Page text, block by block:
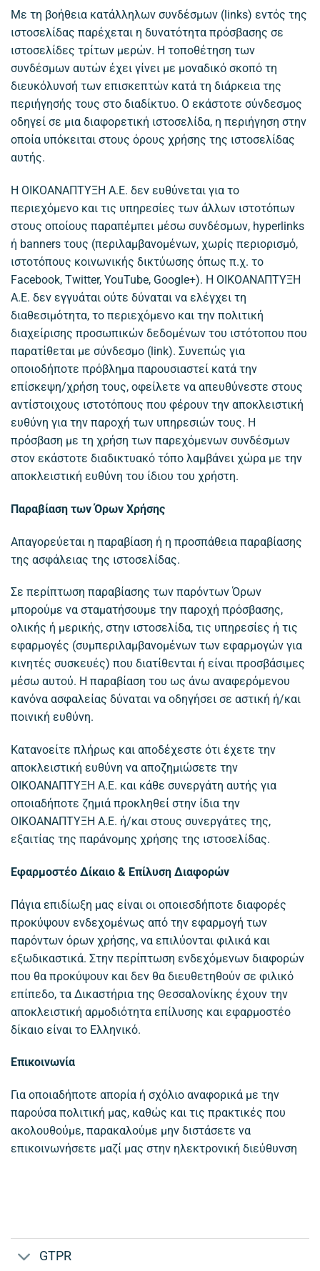
Με τη βοήθεια κατάλληλων συνδέσμων (links) εντός της
ιστοσελίδας παρέχεται η δυνατότητα πρόσβασης σε
ιστοσελίδες τρίτων μερών. Η τοποθέτηση των
συνδέσμων αυτών έχει γίνει με μοναδικό σκοπό τη
διευκόλυνσή των επισκεπτών κατά τη διάρκεια της
περιήγησής τους στο διαδίκτυο. Ο εκάστοτε σύνδεσμος
οδηγεί σε μια διαφορετική ιστοσελίδα, η περιήγηση στην
οποία υπόκειται στους όρους χρήσης της ιστοσελίδας
αυτής.
Η ΟΙΚΟΑΝΑΠΤΥΞΗ Α.Ε. δεν ευθύνεται για το
περιεχόμενο και τις υπηρεσίες των άλλων ιστοτόπων
στους οποίους παραπέμπει μέσω συνδέσμων, hyperlinks
ή banners τους (περιλαμβανομένων, χωρίς περιορισμό,
ιστοτόπους κοινωνικής δικτύωσης όπως π.χ. το
Facebook, Twitter, YouTube, Google+). H ΟΙΚΟΑΝΑΠΤΥΞΗ
Α.Ε. δεν εγγυάται ούτε δύναται να ελέγχει τη
διαθεσιμότητα, το περιεχόμενο και την πολιτική
διαχείρισης προσωπικών δεδομένων του ιστότοπου που
παρατίθεται με σύνδεσμο (link). Συνεπώς για
οποιοδήποτε πρόβλημα παρουσιαστεί κατά την
επίσκεψη/χρήση τους, οφείλετε να απευθύνεστε στους
αντίστοιχους ιστοτόπους που φέρουν την αποκλειστική
ευθύνη για την παροχή των υπηρεσιών τους. Η
πρόσβαση με τη χρήση των παρεχόμενων συνδέσμων
στον εκάστοτε διαδικτυακό τόπο λαμβάνει χώρα με την
αποκλειστική ευθύνη του ίδιου του χρήστη.
Παραβίαση των Όρων Χρήσης
Απαγορεύεται η παραβίαση ή η προσπάθεια παραβίασης
της ασφάλειας της ιστοσελίδας.
Σε περίπτωση παραβίασης των παρόντων Όρων
μπορούμε να σταματήσουμε την παροχή πρόσβασης,
ολικής ή μερικής, στην ιστοσελίδα, τις υπηρεσίες ή τις
εφαρμογές (συμπεριλαμβανομένων των εφαρμογών για
κινητές συσκευές) που διατίθενται ή είναι προσβάσιμες
μέσω αυτού. Η παραβίαση του ως άνω αναφερόμενου
κανόνα ασφαλείας δύναται να οδηγήσει σε αστική ή/και
ποινική ευθύνη.
Κατανοείτε πλήρως και αποδέχεστε ότι έχετε την
αποκλειστική ευθύνη να αποζημιώσετε την
ΟΙΚΟΑΝΑΠΤΥΞΗ Α.Ε. και κάθε συνεργάτη αυτής για
οποιαδήποτε ζημιά προκληθεί στην ίδια την
ΟΙΚΟΑΝΑΠΤΥΞΗ Α.Ε. ή/και στους συνεργάτες της,
εξαιτίας της παράνομης χρήσης της ιστοσελίδας.
Εφαρμοστέο Δίκαιο & Επίλυση Διαφορών
Πάγια επιδίωξη μας είναι οι οποιεσδήποτε διαφορές
προκύψουν ενδεχομένως από την εφαρμογή των
παρόντων όρων χρήσης, να επιλύονται φιλικά και
εξωδικαστικά. Στην περίπτωση ενδεχόμενων διαφορών
που θα προκύψουν και δεν θα διευθετηθούν σε φιλικό
επίπεδο, τα Δικαστήρια της Θεσσαλονίκης έχουν την
αποκλειστική αρμοδιότητα επίλυσης και εφαρμοστέο
δίκαιο είναι το Ελληνικό.
Επικοινωνία
Για οποιαδήποτε απορία ή σχόλιο αναφορικά με την
παρούσα πολιτική μας, καθώς και τις πρακτικές που
ακολουθούμε, παρακαλούμε μην διστάσετε να
επικοινωνήσετε μαζί μας στην ηλεκτρονική διεύθυνση
GTPR